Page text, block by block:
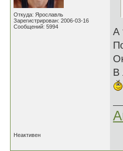
Откуда: Ярославль
Зарегистрирован: 2006-03-16
Сообщений: 5994
А
В
Неактивен